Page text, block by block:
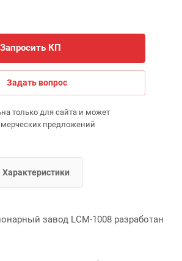
Запросить КП
Задать вопрос
только для сайта и может
предложений
Характеристики
завод LCM-1008 разработан